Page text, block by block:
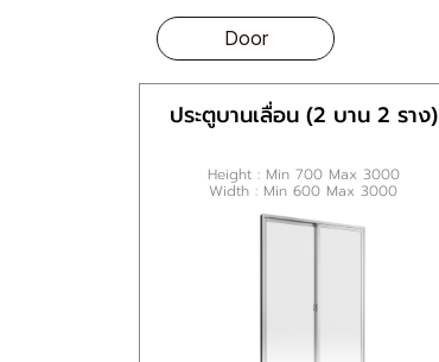
Door
ประตูบานเลื่อน (2 บาน 2 ราง)
Height : Min 700 Max 3000
Width : Min 600 Max 3000